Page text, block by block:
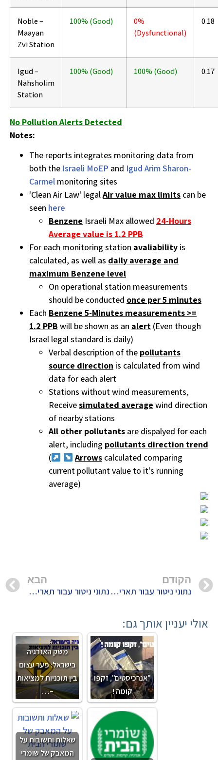
Noble –
Maayan
Zvi Station
100% (Good)
0%
(Dysfunctional)
0.18
Igud –
Nahsholim
Station
100% (Good) 100% (Good) 0.17
No Pollution Alerts Detected
Notes:
The reports integrates monitoring data from
both the Israeli MoEP and Igud Arim Sharon-
Carmel monitoring sites
'Clean Air Law' legalAir value max limits can be
seen here
Benzene Israeli Max allowed 24-Hours
Average value is 1.2 PPB
For each monitoring station avaliability is
calculated, as well as daily average and
maximum Benzene level
On operational station measurements
should be conducted once per 5 minutes
Each Benzene 5-Minutes measurements >=
1.2 PPB will be shown as an alert (Even though
Israel legal standard is daily)
Verbal description of the pollutants
source direction is calculated from wind
data for each alert
Stations without wind measurements,
Receivesimulated average wind direction
of nearby stations
All other pollutants are dispalyed for each
alert, including pollutants direction trend
(
Arrows calculated comparing
current pollutant value to it's running
average)
הקודם
נתוני ניטור עבור תאריך 28/11/2019
הבא
נתוני ניטור עבור תאריך 30/11/2019
אולי יעניין אותך גם:
משק האנרגיה
בישראל: פער עצום
בין תוכניות למציאות
–…
"אנרכיסטים", זקפו
קומה !
שאלות ותשובות על
המאבק של שומרי